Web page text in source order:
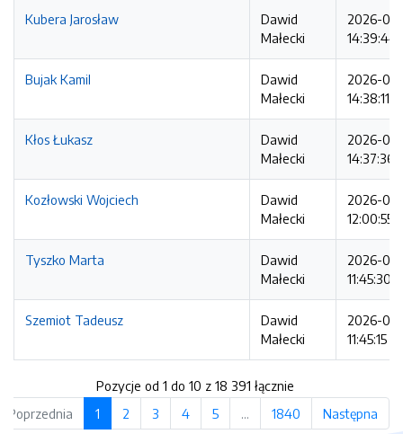
Kubera Jarosław
Dawid
Małecki
2026-
14:39:44
Bujak Kamil
Dawid
Małecki
2026-
14:38:11
Kłos Łukasz
Dawid
Małecki
2026-
14:37:36
Kozłowski Wojciech
Dawid
Małecki
2026-
12:00:55
Tyszko Marta
Dawid
Małecki
2026-
11:45:30
Szemiot Tadeusz
Dawid
Małecki
2026-
11:45:15
Pozycje od 1 do 10 z 18 391 łącznie
Poprzednia
1 2 3 4 5 … 1840 Następna